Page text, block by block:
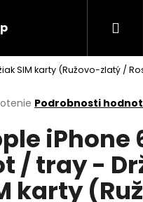
Kontakt
SIM karty (Ružovo-zlatý /
Podrobnosti
iPhone
/ tray -
karty